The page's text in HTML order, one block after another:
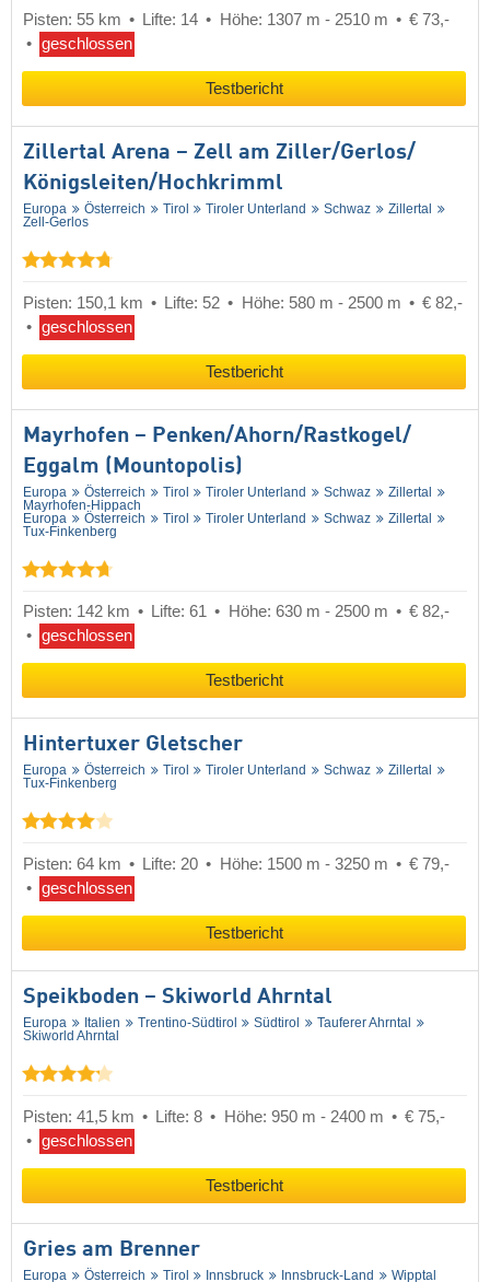
Pisten: 55 km Lifte: 14 Höhe: 1307 m - 2510 m
€ 73,-
geschlossen
Testbericht
Zillertal Arena – Zell am Ziller/​Gerlos/​
Königsleiten/​Hochkrimml
Europa Österreich Tirol Tiroler Unterland Schwaz
Zillertal
Zell-Gerlos
Pisten: 150,1 km Lifte: 52 Höhe: 580 m - 2500 m
€ 82,-
geschlossen
Testbericht
Mayrhofen – Penken/​Ahorn/​Rastkogel/​
Eggalm (Mountopolis)
Europa Österreich Tirol Tiroler Unterland Schwaz
Zillertal
Mayrhofen-Hippach
Europa
Österreich Tirol Tiroler Unterland Schwaz
Zillertal
Tux-Finkenberg
Pisten: 142 km Lifte: 61 Höhe: 630 m - 2500 m
€ 82,-
geschlossen
Testbericht
Hintertuxer Gletscher
Europa Österreich Tirol Tiroler Unterland Schwaz
Zillertal
Tux-Finkenberg
Pisten: 64 km Lifte: 20 Höhe: 1500 m - 3250 m
€ 79,-
geschlossen
Testbericht
Speikboden – Skiworld Ahrntal
Europa Italien Trentino-Südtirol Südtirol
Tauferer Ahrntal
Skiworld Ahrntal
Pisten: 41,5 km Lifte: 8 Höhe: 950 m - 2400 m
€ 75,-
geschlossen
Testbericht
Gries am Brenner
Europa Österreich Tirol Innsbruck Innsbruck-Land Wipptal